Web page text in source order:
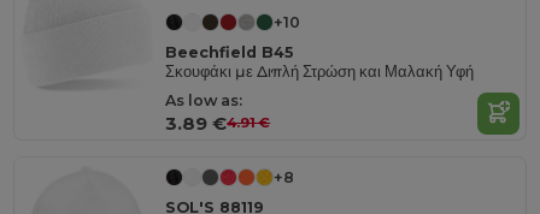
+10
Beechfield B45
Σκουφάκι με Διπλή Στρώση και Μαλακή Υφή
As low as:
3.89 €4.91 €
+8
SOL'S 88119